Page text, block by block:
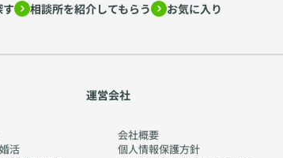
相談所を紹介してもらう お気に入り
活
運営会社
会社概要
個人情報保護方針